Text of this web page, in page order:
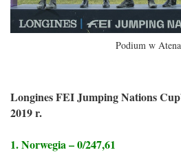
Podium w
Longines FEI Jumping Nations
2019 r.
1. Norwegia – 0/247,61